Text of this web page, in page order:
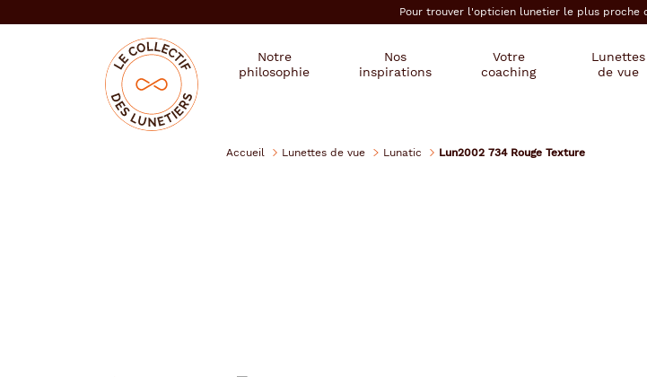
Pour trouver l'opticien lunetier le plus proche
Opticien
le
collectif
des
lunetiers
Notre
philosophie
Nos
inspirations
Votre
coaching
Lunettes
de vue
Accueil Lunettes de vue Lunatic Lun2002 734 Rouge Texture